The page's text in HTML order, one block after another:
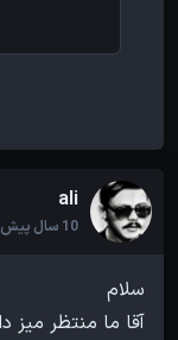
ali
10 سال پیش